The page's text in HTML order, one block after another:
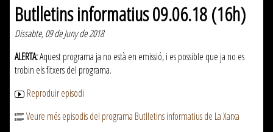
Butlletins informatius 09.06.18 (16h)
Dissabte, 09 de Juny de 2018
ALERTA:Aquest programa ja no està en emissió, i es possible que ja no es
trobin els fitxers del programa.
Reproduir episodi
Veure més episodis del programa Butlletins informatius de La Xarxa